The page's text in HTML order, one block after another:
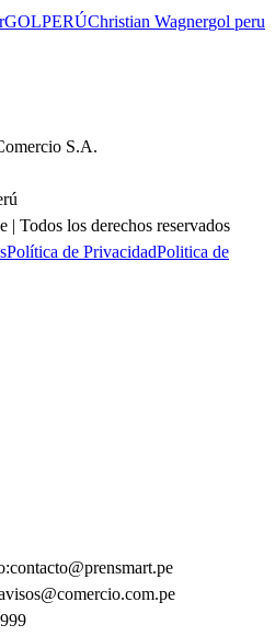
GOLPERÚChristian Wagnergol peru
S.A.
Todos los derechos reservados
Política de PrivacidadPolitica de
:contacto@prensmart.pe